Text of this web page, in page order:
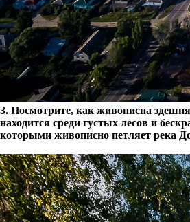
3. Посмотрите, как живописна
находится среди густых лесов и
которыми живописно петляет река